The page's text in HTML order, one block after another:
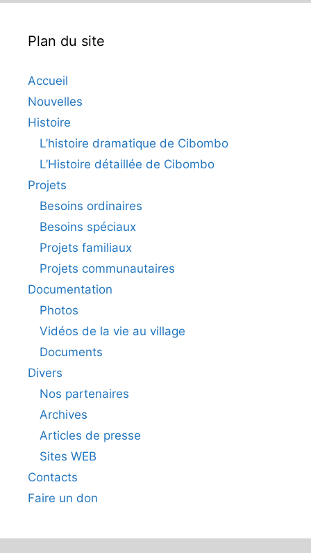
Plan du site
Accueil
Nouvelles
Histoire
L’histoire dramatique de Cibombo
L’Histoire détaillée de Cibombo
Projets
Besoins ordinaires
Besoins spéciaux
Projets familiaux
Projets communautaires
Documentation
Photos
Vidéos de la vie au village
Documents
Divers
Nos partenaires
Archives
Articles de presse
Sites WEB
Contacts
Faire un don